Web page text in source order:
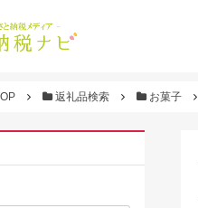
返礼品検索 お菓子